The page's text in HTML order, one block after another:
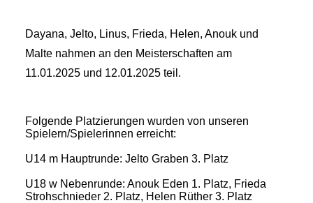
Dayana, Jelto, Linus, Frieda, Helen, Anouk und
Malte nahmen an den Meisterschaften am
11.01.2025 und 12.01.2025 teil.
Folgende Platzierungen wurden von unseren
Spielern/Spielerinnen erreicht:
U14 m Hauptrunde: Jelto Graben 3. Platz
U18 w Nebenrunde: Anouk Eden 1. Platz, Frieda
Strohschnieder 2. Platz, Helen Rüther 3. Platz